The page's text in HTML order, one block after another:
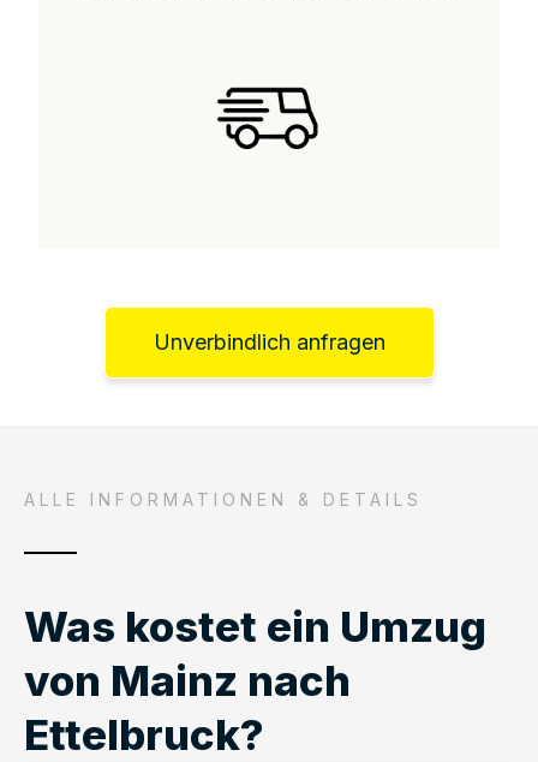
Unverbindlich anfragen
ALLE INFORMATIONEN & DETAILS
Was kostet ein Umzug
von Mainz nach
Ettelbruck?